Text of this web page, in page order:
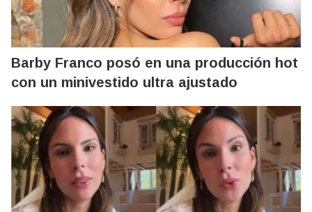
Barby Franco posó en una producción hot
con un minivestido ultra ajustado